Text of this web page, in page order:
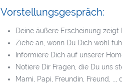
Vorstellungsgespräch:
Deine äußere Erscheinung
Ziehe an, worin Du Dich wohl
Informiere Dich auf unserer
Notiere Dir Fragen, die Du uns
Mami, Papi, Freundin, Freund,